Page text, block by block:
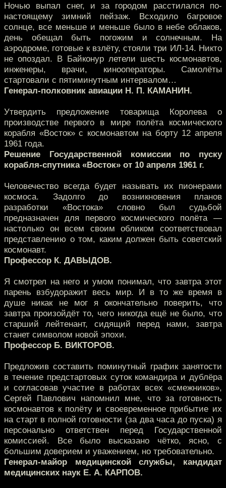
Ночью выпал снег, и за городом расстилался по-
настоящему зимний пейзаж. Всходило багровое
солнце, все меньше и меньше было в небе облаков,
день обещал быть погожим и солнечным. На
аэродроме, готовые к взлёту, стояли три ИЛ-14. Никто
не опоздал. В Байконур летели шесть космонавтов,
инженеры, врачи, кинооператоры. Самолёты
стартовали с пятиминутным интервалом…
Генерал-полковник авиации Н. П. КАМАНИН.
Утвердить предложение товарища Королева о
производстве первого в мире полёта космического
корабля «Восток» с космонавтом на борту 12 апреля
1961 года.
Решение Государственной комиссии по пуску
корабля-спутника «Восток» от 10 апреля 1961 г.
Человечество всегда будет называть их пионерами
космоса. Задолго до возникновения планов
разработки «Востока» словно был судьбой
предназначен для первого космического полёта —
настолько он всем своим обликом соответствовал
представлению о том, каким должен быть советский
космонавт.
Профессор К. ДАВЫДОВ.
Я смотрел на него и умом понимал, что завтра этот
парень взбудоражит весь мир. И в то же время в
душе никак не мог я окончательно поверить, что
завтра произойдёт то, чего никогда ещё не было, что
старший лейтенант, сидящий перед нами, завтра
станет символом новой эпохи.
Профессор Б. ВИКТОРОВ.
Предложив составить поминутный график занятости
в течение предстартовых суток командира и дублёра
и согласовав участие в работах всех «смежников»,
Сергей Павлович напомнил мне, что за готовность
космонавтов к полёту и своевременное прибытие их
на старт в полной готовности (за два часа до пуска) я
персонально ответствен перед Государственной
комиссией. Все было высказано чётко, ясно, с
большим доверием и уважением, но требовательно.
Генерал-майор медицинской службы, кандидат
медицинских наук Е. А. КАРПОВ.